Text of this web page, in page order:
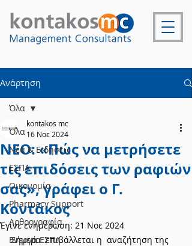
Ανάρτηση
Όλα
Νέα & Ειδήσεις
ΕΣΠΑ
Οικονομία
Pharmacy Support
Αρθρογραφία
Ενεργά ΕΣΠΑ
Όλα
NEO: «Πώς να μετρήσετε
τις επιδόσεις των ραφιών
σας», γράφει ο Γ.
Κοντάκος
kontakos mc
16 Νοε 2024
Έγινε ενημέρωση: 21 Νοε 2024
Σήμερα  επιβάλλεται η  αναζήτηση της